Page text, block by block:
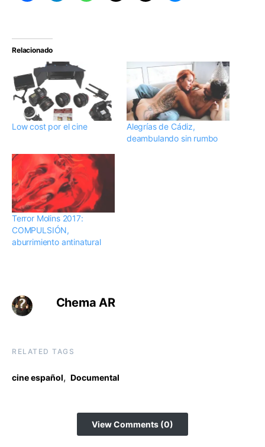
Relacionado
Low cost por el cine
Alegrías de Cádiz,
deambulando sin rumbo
Terror Molins 2017:
COMPULSIÓN,
aburrimiento antinatural
Chema AR
RELATED TAGS
cine español, Documental
View Comments (0)